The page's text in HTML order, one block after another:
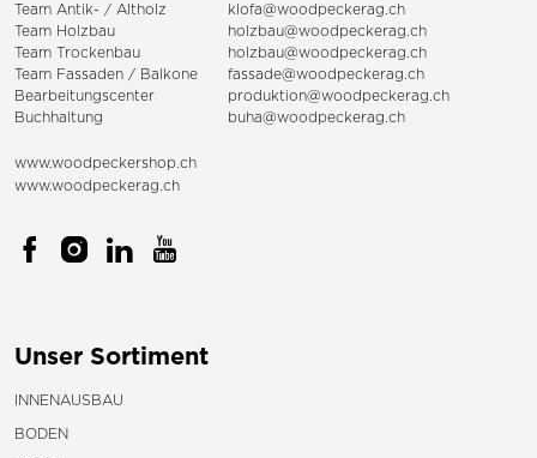
Team Antik- / Altholz
klofa@woodpeckerag.ch
Team Holzbau
holzbau@woodpeckerag.ch
Team Trockenbau
holzbau@woodpeckerag.ch
Team Fassaden / Balkone
fassade@woodpeckerag.ch
Bearbeitungscenter
produktion@woodpeckerag.ch
Buchhaltung
buha@woodpeckerag.ch
www.woodpeckershop.ch
www.woodpeckerag.ch
Unser Sortiment
INNENAUSBAU
BODEN